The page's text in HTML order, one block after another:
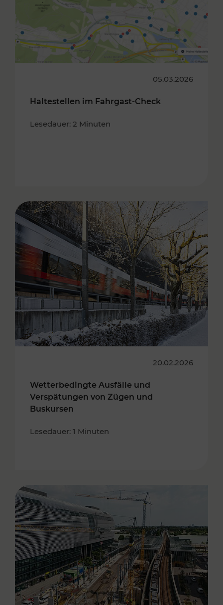
05.03.2026
Haltestellen im Fahrgast-Check
Lesedauer: 2 Minuten
20.02.2026
Wetterbedingte Ausfälle und
Verspätungen von Zügen und
Buskursen
Lesedauer: 1 Minuten